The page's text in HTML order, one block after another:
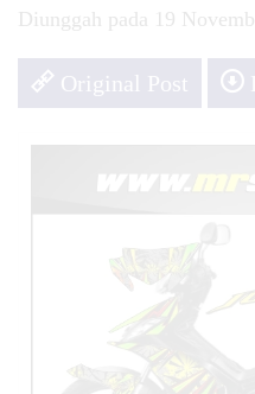
Diunggah pada 19
Original Post